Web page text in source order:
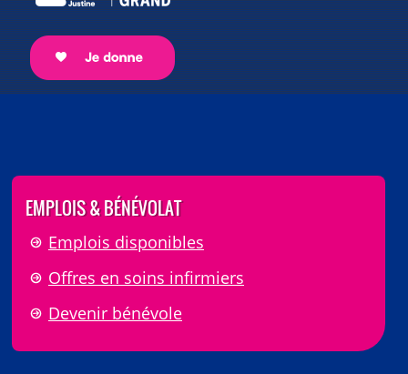
EMPLOIS & BÉNÉVOLAT
Emplois disponibles
Offres en soins infirmiers
Devenir bénévole